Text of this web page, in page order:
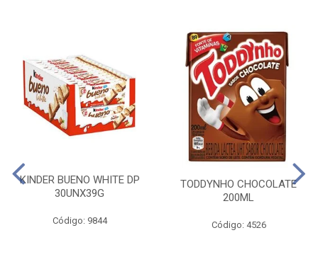
KINDER BUENO WHITE DP
30UNX39G
Código: 9844
TODDYNHO CHOCOLATE
200ML
Código: 4526